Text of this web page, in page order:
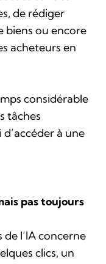
de rédiger
biens ou encore
acheteurs en
considérable
tâches
à une
pas toujours
de l’IA concerne
clics, un